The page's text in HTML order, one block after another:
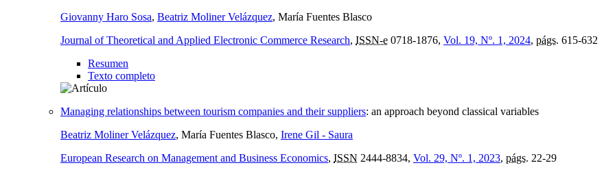
Giovanny Haro Sosa, Beatriz Moliner Velázquez, María Fuentes Blasco
Journal of Theoretical and Applied Electronic Commerce Research, ISSN-e 0718-1876, Vol. 19, Nº. 1, 2024, págs. 615-632
Resumen
Texto completo
Managing relationships between tourism companies and their suppliers: an approach beyond classical variables
Beatriz Moliner Velázquez, María Fuentes Blasco, Irene Gil - Saura
European Research on Management and Business Economics, ISSN 2444-8834, Vol. 29, Nº. 1, 2023, págs. 22-29